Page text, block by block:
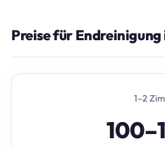
Preise für Endreinigung
1–2